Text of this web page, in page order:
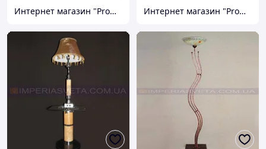
Интернет магазин "Promtovari" Интернет магазин "Promtovari"